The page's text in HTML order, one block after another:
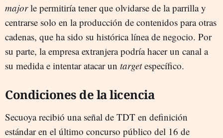
majorle permitiría tener que olvidarse de la parrilla y
centrarse solo en la producción de contenidos para otras
cadenas, que ha sido su histórica línea de negocio. Por
su parte, la empresa extranjera podría hacer un canal a
su medida e intentar atacar un targetespecífico.
Condiciones de la licencia
Secuoya recibió una señal de TDT en definición
estándar en el último concurso público del 16 de